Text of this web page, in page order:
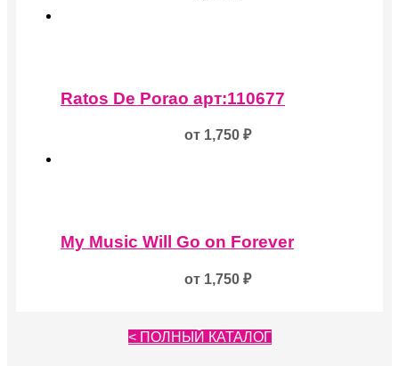
товар
имеет
товара.
Ratos De Porao арт:110677
от 1,750 ₽
товар
имеет
My Music Will Go on Forever
от 1,750 ₽
< ПОЛНЫЙ КАТАЛОГ